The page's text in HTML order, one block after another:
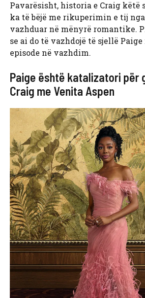
Pavarësisht, historia e Craig këtë
ka të bëjë me rikuperimin e tij
vazhduar në mënyrë romantike.
se ai do të vazhdojë të sjellë Paige
episode në vazhdim.
Paige është katalizatori për
Craig me Venita Aspen